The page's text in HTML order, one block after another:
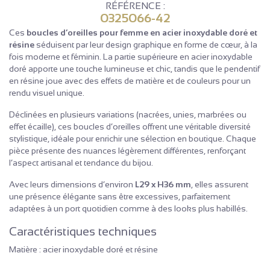
RÉFÉRENCE :
0325066-42
Ces boucles d’oreilles pour femme en acier inoxydable doré et
résine séduisent par leur design graphique en forme de cœur, à la
fois moderne et féminin. La partie supérieure en acier inoxydable
doré apporte une touche lumineuse et chic, tandis que le pendentif
en résine joue avec des effets de matière et de couleurs pour un
rendu visuel unique.
Déclinées en plusieurs variations (nacrées, unies, marbrées ou
effet écaille), ces boucles d’oreilles offrent une véritable diversité
stylistique, idéale pour enrichir une sélection en boutique. Chaque
pièce présente des nuances légèrement différentes, renforçant
l’aspect artisanal et tendance du bijou.
Avec leurs dimensions d’environ L29 x H36 mm , elles assurent
une présence élégante sans être excessives, parfaitement
adaptées à un port quotidien comme à des looks plus habillés.
Caractéristiques techniques
Matière : acier inoxydable doré et résine